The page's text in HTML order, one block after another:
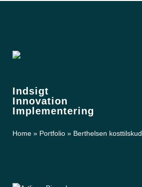
Indsigt
Innovation
Implementering
Home » Portfolio » Berthelsen kosttilskud